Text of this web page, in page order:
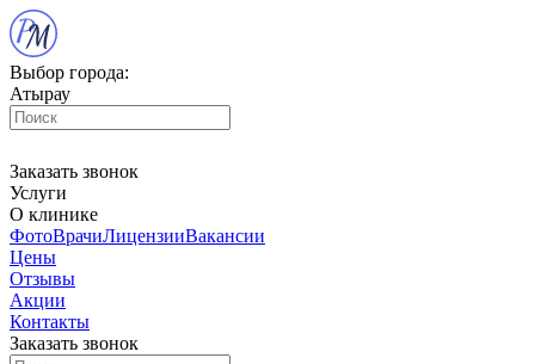
Выбор города:
Атырау
Заказать звонок
Услуги
О клинике
ФотоВрачиЛицензииВакансии
Цены
Отзывы
Акции
Контакты
Заказать звонок